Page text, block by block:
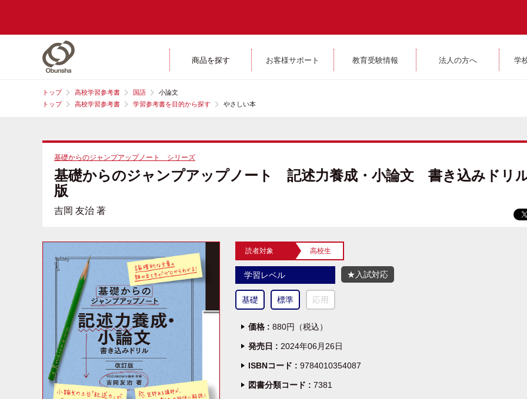
商品を探す お客様サポート 教育受験情報 法人の方へ 学
トップ 高校学習参考書 国語
小論文
トップ
高校学習参考書 学習参考書を目的から探す やさしい本
基礎からのジャンプアップノート シリーズ
基礎からのジャンプアップノート 記述力養成・小論文 書き込みドリ
版
吉岡 友治 著
読者対象 高校生
学習レベル
基礎 標準 応用
★入試対応
価格 : 880円（税込）
発売日 : 2024年06月26日
ISBNコード : 9784010354087
図書分類コード : 7381